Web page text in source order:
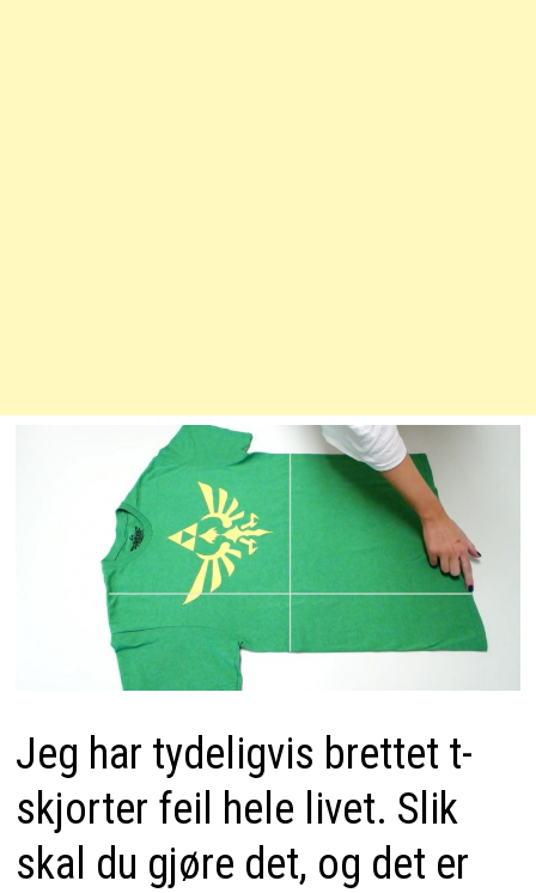
Jeg har tydeligvis brettet t-
skjorter feil hele livet. Slik
skal du gjøre det, og det er